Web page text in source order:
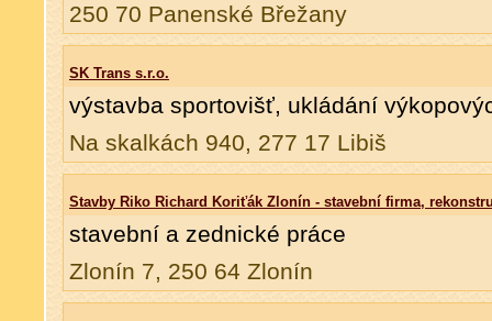
250 70 Panenské Břežany
SK Trans s.r.o.
výstavba sportovišť, ukládání
Na skalkách 940, 277 17 Libiš
Stavby Riko Richard Koriťák Zlonín - stavební firma,
stavební a zednické práce
Zlonín 7, 250 64 Zlonín